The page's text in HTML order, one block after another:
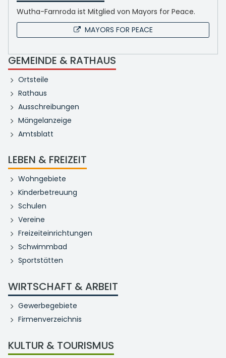
Wutha-Farnroda ist Mitglied von Mayors for Peace.
MAYORS FOR PEACE
GEMEINDE & RATHAUS
Ortsteile
Rathaus
Ausschreibungen
Mängelanzeige
Amtsblatt
LEBEN & FREIZEIT
Wohngebiete
Kinderbetreuung
Schulen
Vereine
Freizeiteinrichtungen
Schwimmbad
Sportstätten
WIRTSCHAFT & ARBEIT
Gewerbegebiete
Firmenverzeichnis
KULTUR & TOURISMUS